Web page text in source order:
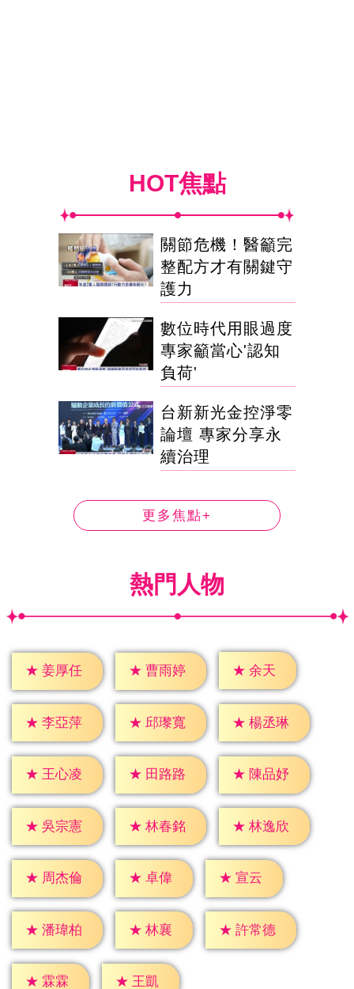
HOT焦點
關節危機！醫籲完
整配方才有關鍵守
護力
數位時代用眼過度
專家籲當心'認知
負荷'
台新新光金控淨零
論壇 專家分享永
續治理
更多焦點+
熱門人物
★ 姜厚任 ★ 曹雨婷 ★ 余天
★ 李亞萍 ★ 邱瓈寬 ★ 楊丞琳
★ 王心凌 ★ 田路路 ★ 陳品妤
★ 吳宗憲 ★ 林春銘 ★ 林逸欣
★ 周杰倫 ★ 卓偉 ★ 宣云
★ 潘瑋柏 ★ 林襄 ★ 許常德
★ 霖霖 ★ 王凱